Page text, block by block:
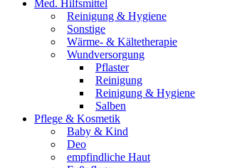
Med. Hilfsmittel
Reinigung & Hygiene
Sonstige
Wärme- & Kältetherapie
Wundversorgung
Pflaster
Reinigung
Reinigung & Hygiene
Salben
Pflege & Kosmetik
Baby & Kind
Deo
empfindliche Haut